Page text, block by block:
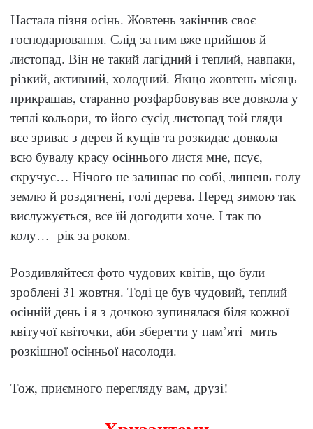
Настала пізня осінь. Жовтень закінчив своє
господарювання. Слід за ним вже прийшов й
листопад. Він не такий лагідний і теплий, навпаки,
різкий, активний, холодний. Якщо жовтень місяць
прикрашав, старанно розфарбовував все довкола у
теплі кольори, то його сусід листопад той гляди
все зриває з дерев й кущів та розкидає довкола –
всю бувалу красу осіннього листя мне, псує,
скручує… Нічого не залишає по собі, лишень голу
землю й роздягнені, голі дерева. Перед зимою так
вислужується, все їй догодити хоче. І так по
колу… рік за роком.
Роздивляйтеся фото чудових квітів, що були
зроблені 31 жовтня. Тоді це був чудовий, теплий
осінній день і я з дочкою зупинялася біля кожної
квітучої квіточки, аби зберегти у пам’яті мить
розкішної осінньої насолоди.
Тож, приємного перегляду вам, друзі!